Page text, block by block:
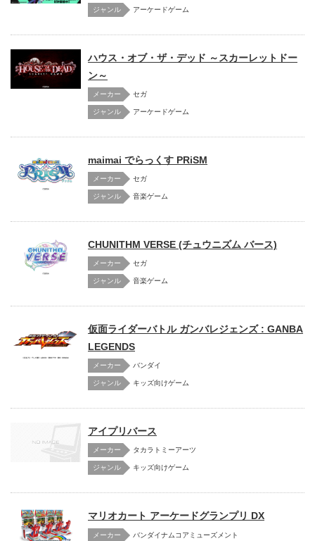
アーケードゲーム
ハウス・オブ・ザ・デッド ～スカーレットドー
ン～
メーカー セガ
アーケードゲーム
maimai でらっくす PRiSM
メーカー セガ
音楽ゲーム
CHUNITHM VERSE (チュウニズム バース)
メーカー セガ
音楽ゲーム
仮面ライダーバトル ガンバレジェンズ : GANBA
LEGENDS
メーカー バンダイ
キッズ向けゲーム
アイプリバース
メーカー タカラトミーアーツ
キッズ向けゲーム
マリオカート アーケードグランプリ DX
メーカー バンダイナムコアミューズメント